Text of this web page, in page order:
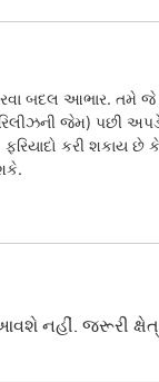
બદલ આભાર. તમે
જેમ) પછી
કરી શકાય
નહીં. જરૂરી